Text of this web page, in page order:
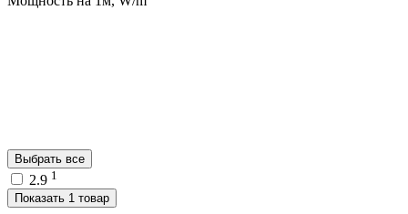
Выбрать все
2.9 1
Показать 1 товар